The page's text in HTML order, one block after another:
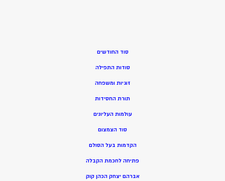
סוד החודשים
סודות התפילה
זוגיות ומשפחה
תורת החסידות
עולמות העליונים
סוד הצמצום
הקדמות בעל הסולם
פתיחה לחכמת הקבלה
אברהם יצחק הכהן קוק